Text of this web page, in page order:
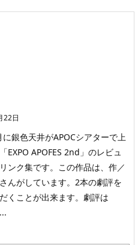
22日
銀色天井がAPOCシアターで上
EXPO APOFES 2nd」のレビュ
ンク集です。この作品は、作／
んがしています。2本の劇評を
くことが出来ます。劇評は